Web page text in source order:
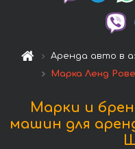
Аренда авто в
Марка Ленд
Марки и
машин для